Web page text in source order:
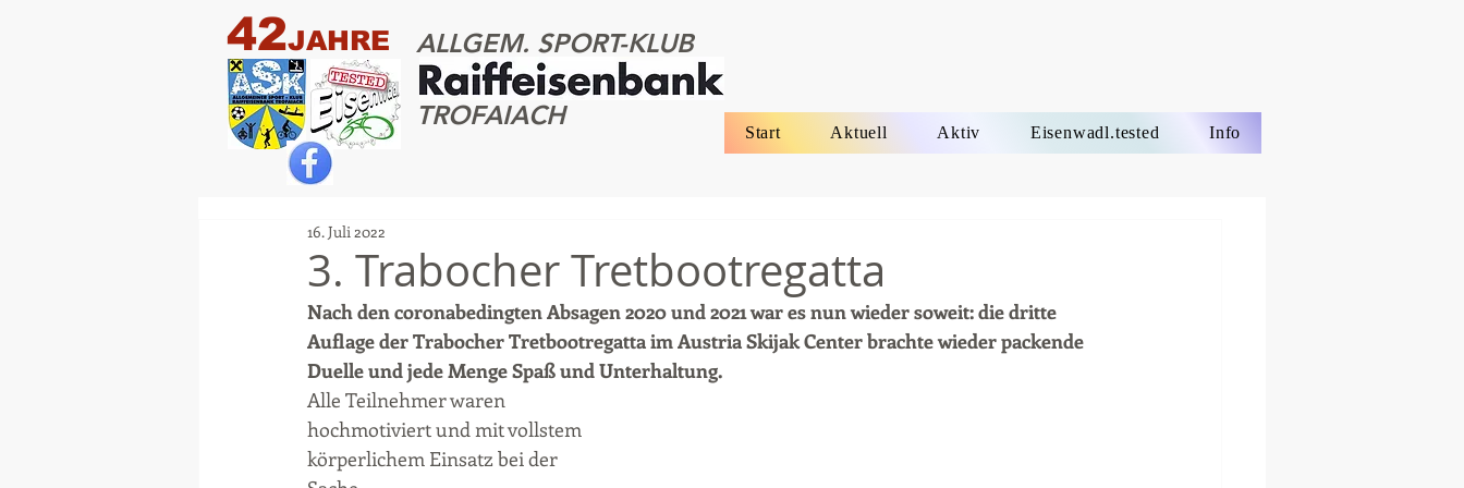
42JAHRE ALLGEM. SPORT-KLUB
TROFAIACH
Start Aktuell Aktiv Eisenwadl.tested Info
3. Trabocher Tretbootregatta
16. Juli 2022
Nach den coronabedingten Absagen 2020 und 2021 war es nun wieder soweit: die dritte
Auflage der Trabocher Tretbootregatta im Austria Skijak Center brachte wieder packende
Duelle und jede Menge Spaß und Unterhaltung.
Alle Teilnehmer waren
hochmotiviert und mit vollstem
körperlichem Einsatz bei der